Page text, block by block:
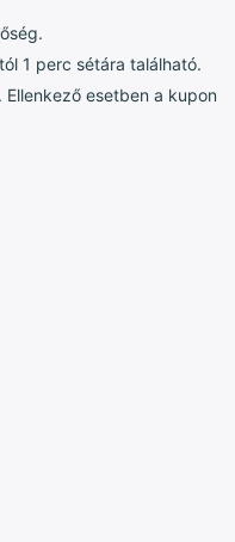
1 perc sétára található.
esetben a kupon